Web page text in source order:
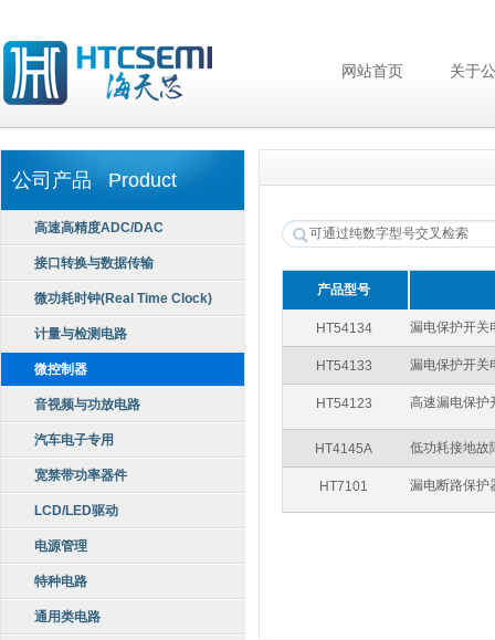
网站首页 关于
公司产品 Product
高速高精度ADC/DAC
接口转换与数据传输
微功耗时钟(Real Time Clock)
计量与检测电路
微控制器
音视频与功放电路
汽车电子专用
宽禁带功率器件
LCD/LED驱动
电源管理
特种电路
通用类电路
产品型号
HT54134 漏电保护开关
HT54133 漏电保护开关
HT54123 高速漏电保护
HT4145A 低功耗接地故
HT7101 漏电断路保护